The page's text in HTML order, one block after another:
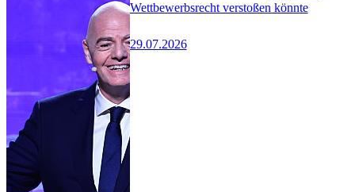
Wettbewerbsrecht verstoßen könnte
29.07.2026